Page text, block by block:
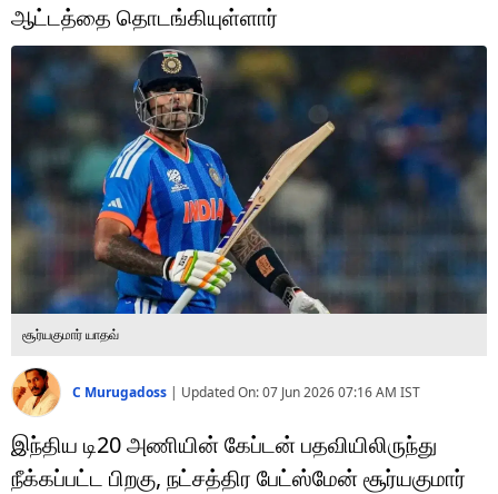
வைரல்
ஹெஃல்த்
ஷார்ட் வீடியோஸ்
வலை கதைகள்
போட்டோ கேலரி
ஆட்டத்தை தொடங்கியுள்ளார்
சூர்யகுமார் யாதவ்
C Murugadoss | Updated On:07 Jun 2026 07:16 AM IST
இந்திய டி20 அணியின் கேப்டன் பதவியிலிருந்து
நீக்கப்பட்ட பிறகு, நட்சத்திர பேட்ஸ்மேன் சூர்யகுமார்